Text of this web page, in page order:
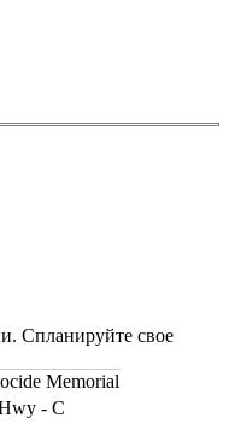
Спланируйте свое
Memorial
- C